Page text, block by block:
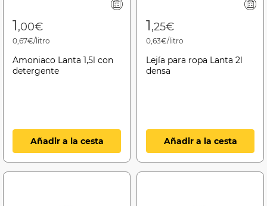
1,00€
0,67€/litro
Amoniaco Lanta 1,5l con
detergente
Añadir a la cesta
1,25€
0,63€/litro
Lejía para ropa Lanta 2l
densa
Añadir a la cesta